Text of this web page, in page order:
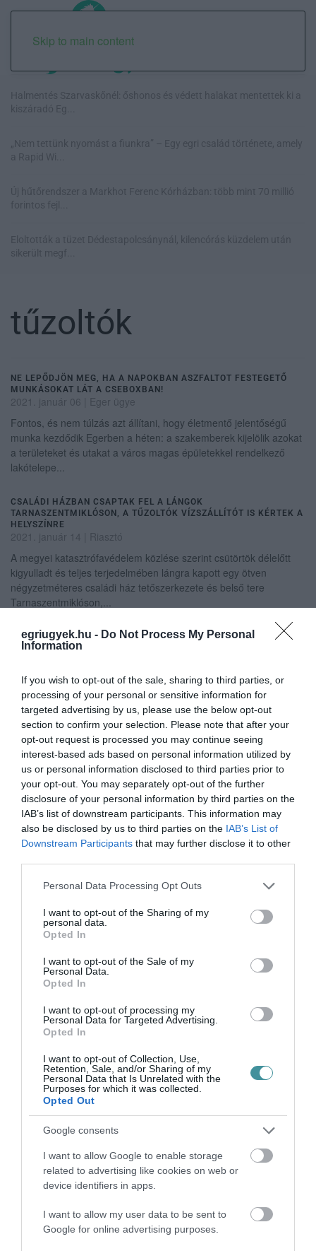
egriugyek.hu - Do Not Process My Personal
Information
If you wish to opt-out of the sale, sharing to third parties, or
processing of your personal or sensitive information for
targeted advertising by us, please use the below opt-out
section to confirm your selection. Please note that after your
opt-out request is processed you may continue seeing
interest-based ads based on personal information utilized by
us or personal information disclosed to third parties prior to
your opt-out. You may separately opt-out of the further
disclosure of your personal information by third parties on the
IAB’s list of downstream participants. This information may
also be disclosed by us to third parties on the IAB’s List of
Downstream Participants that may further disclose it to other
Please note that this website/app uses one or more Google
not limited to your visit or usage behaviour. You may click to
grant or deny consent to Google and its third-party tags to
use your data for below specified purposes in below Google
consent section.
Personal Data Processing Opt Outs
I want to opt-out of the Sharing of my
personal data.
Opted In
I want to opt-out of the Sale of my
Personal Data.
Opted In
I want to opt-out of processing my
Personal Data for Targeted Advertising.
Opted In
I want to opt-out of Collection, Use,
Retention, Sale, and/or Sharing of my
Personal Data that Is Unrelated with the
Purposes for which it was collected.
Opted Out
Google consents
I want to allow Google to enable storage
related to advertising like cookies on web or
device identifiers in apps.
I want to allow my user data to be sent to
Google for online advertising purposes.
Skip to main content
Halmentés Szarvaskőnél: őshonos és védett halakat mentettek ki a
kiszáradó Eg...
„Nem tettünk nyomást a fiunkra” – Egy egri család története, amely
a Rapid Wi...
Új hűtőrendszer a Markhot Ferenc Kórházban: több mint 70 millió
forintos fejl...
Eloltották a tüzet Dédestapolcsánynál, kilencórás küzdelem után
sikerült megf...
tűzoltók
NE LEPŐDJÖN MEG, HA A NAPOKBAN ASZFALTOT FESTEGETŐ
MUNKÁSOKAT LÁT A CSEBOXBAN!
2021. január 06
Eger ügye
Fontos, és nem túlzás azt állítani, hogy életmentő jelentőségű
munka kezdődik Egerben a héten: a szakemberek kijelölik azokat
a területeket és utakat a város magas épületekkel rendelkező
lakótelepe...
CSALÁDI HÁZBAN CSAPTAK FEL A LÁNGOK
TARNASZENTMIKLÓSON, A TŰZOLTÓK VÍZSZÁLLÍTÓT IS KÉRTEK A
HELYSZÍNRE
2021. január 14
Riasztó
A megyei katasztrófavédelem közlése szerint csütörtök délelőtt
kigyulladt és teljes terjedelmében lángra kapott egy ötven
négyzetméteres családi ház tetőszerkezete és belső tere
Tarnaszentmiklóson,...
LÁNGOLÓ LAKÁSOK, MELLÉKÉPÜLETEK HEVES MEGYÉBEN:
TAVALY 201 ESETHEZ VONULTAK KI A TŰZOLTÓK
2020-ban Heves megyében 201 alkalommal keletkezett tűz
társasházakban, családi házakban és az azokkal összeépített
melléképületekben – közölte az Egri Ügyek megkeresésére Nagy
Csaba, a Heves M...
RAKTÁRÉPÜLET ÉGETT JÁSZTELKEN, MINTEGY NEGYVEN
TŰZOLTÓ KÜZDÖTT A LÁNGOKKAL – FOTÓK
2021. január 15 |Riasztó
Tűz keletkezett egy négyezer négyzetméteres raktár középső,
ezer négyzetméteres részében tegnap délután, egy Jásztelek
határában lévő cég telephelyén. A lángok a többi helyiséget
veszélyeztették. A...
SZÉN-MONOXID-MÉRGEZÉS GYANÚJÁVAL VITTEK KÓRHÁZBA EGY
2021. január 15
Riasztó
Sűrű napja volt csütörtökön a megye tűzoltóinak: a
katasztrófavédelem pénteki közlése szerint összesen nyolc
alkalommal kellett beavatkozniuk szűkebb hazánkban. A három
műszaki mentést és öt tűzese...
ROMOS MELLÉKÉPÜLET GYULLADT KI BESENYŐTELKEN
2021. január 15|Riasztó
Egy romos, körülbelül harmincöt négyzetméteres melléképület
teteje és egyik helyisége égett Besenyőtelken, a Fő úton – adta
hírül péntek délután a megyei katasztrófavédelem. Azt írják, a
tűzhöz...
2021. január 17|Riasztó
A katasztrófavédelem közlése szerint vasárnap délután kigyulladt
és teljes terjedelmében égett egy személyautó az M3-as
autópálya Budapest felé vezető oldalán, a 123-as
LÁNGRA KAPOTT A TŰZIFA EGY LŐRINCI HÁZ PINCÉJÉBEN